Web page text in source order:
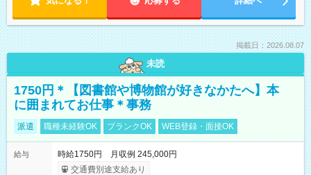
掲載日：2026.08.07
未読
1750円＊【図書館や博物館が好きなかたへ】本
に囲まれてお仕事＊事務
派遣 職種未経験OK ブランクOK WEB登録・面接OK
給与
時給1750円 月収例 245,000円
交通費別途支給あり